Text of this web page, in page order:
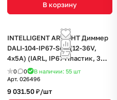
В корзину
INTELLIGENT ARLIGHT Диммер
DALI-104-IP67-SUF (12-36V,
4x5A) (IARL, IP67 Пластик, 3
года)
0 0 В наличии: 55 шт
Арт. 026496
9 031.50 ₽/шт